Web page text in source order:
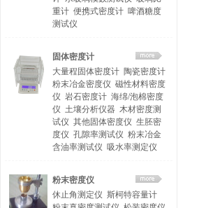
重计 便携式密度计 啤酒糖度
测试仪
固体密度计
大量程固体密度计 陶瓷密度计
粉末冶金密度仪 磁性材料密度
仪 岩石密度计 海绵/泡棉密度
仪 土壤分析仪器 木材密度测
试仪 其他固体密度仪 生胚密
度仪 孔隙率测试仪 粉末冶金
含油率测试仪 吸水率测定仪
粉末密度仪
休止角测定仪 斯柯特容量计